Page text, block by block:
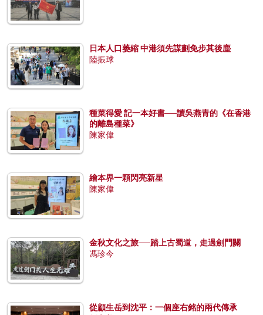
日本人口萎縮 中港須先謀劃免步其後塵
陸振球
種菜得愛 記一本好書──讀吳燕青的《在香港
的離島種菜》
陳家偉
繪本界一顆閃亮新星
陳家偉
金秋文化之旅──踏上古蜀道，走過劍門關
馮珍今
從顧生岳到沈平：一個座右銘的兩代傳承